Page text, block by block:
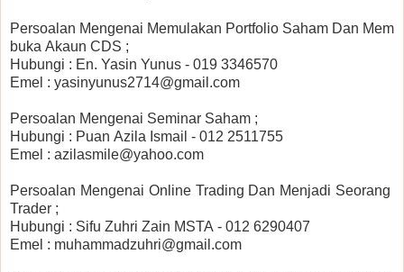
Persoalan Mengenai Memulakan Portfolio Saham Dan Mem
buka Akaun CDS ;
Hubungi : En. Yasin Yunus - 019 3346570
Emel : yasinyunus2714@gmail.com
Persoalan Mengenai Seminar Saham ;
Hubungi : Puan Azila Ismail - 012 2511755
Emel : azilasmile@yahoo.com
Persoalan Mengenai Online Trading Dan Menjadi Seorang
Trader ;
Hubungi : Sifu Zuhri Zain MSTA - 012 6290407
Emel : muhammadzuhri@gmail.com